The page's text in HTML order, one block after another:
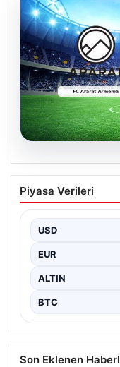
CANLI | FC
Celje maç
Ağustos 2026
Piyasa Verileri
USD
EUR
ALTIN
BTC
Son Eklenen